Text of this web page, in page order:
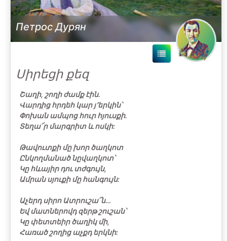
Петрос Дурян
Սիրեցի քեզ
Շաղի, շողի ժամք էին.
Վարդից հրդեհ կար յ՚երկին՝
Փոխանամպոց հուր հյուսքի.
Տեղա՜ր մարգրիտ և ոսկի:
Թավուտքի մը խոր ծաղկոտ
Ընկողմանած նըվաղկոտ՝
Կը հևայիր դու տժգույն,
Ամրան սյուքի մը հանգույն:
Աչերդ սիրո Ատրուշա՜ն…
Եվ մատներովդ զերթ շուշան՝
Կը փետտեիր ծաղիկ մի,
Հառած շողից աչքդ երկնի: